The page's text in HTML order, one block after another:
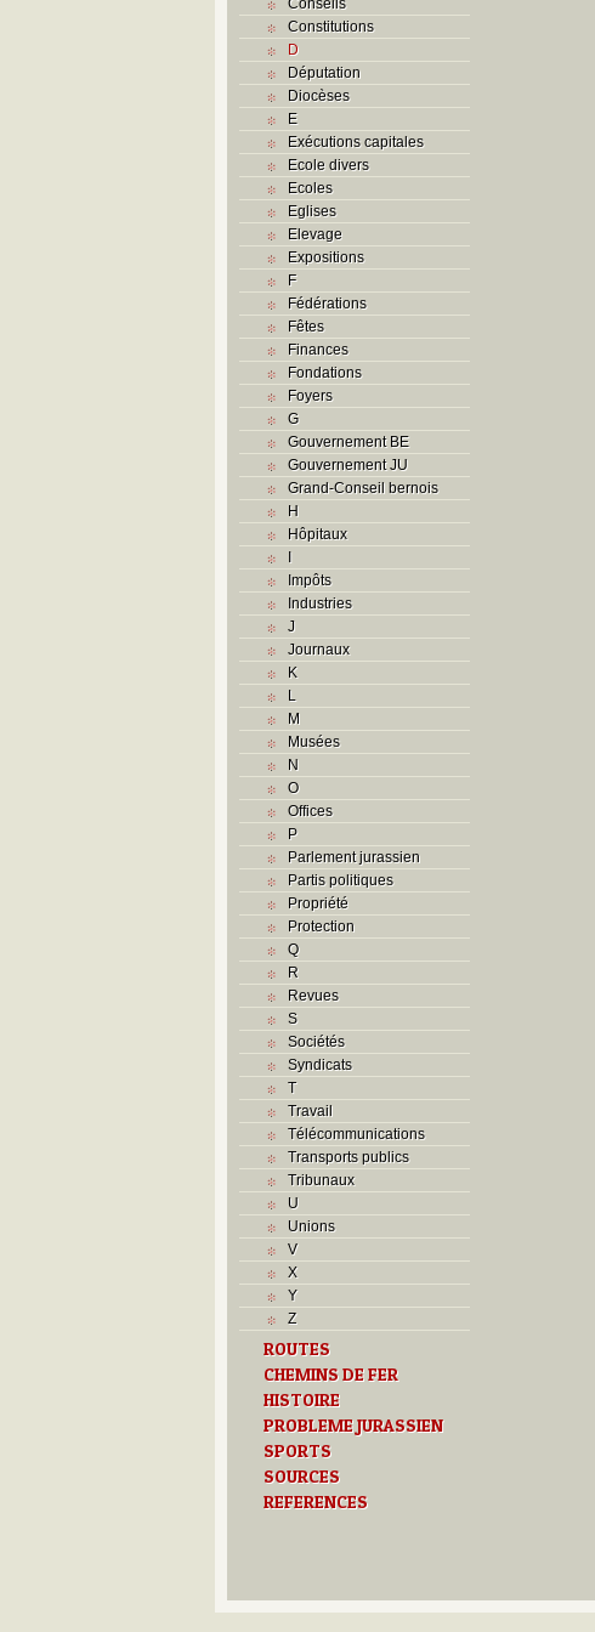
Constitutions
D
Députation
Diocèses
E
Exécutions capitales
Ecole divers
Ecoles
Eglises
Elevage
Expositions
F
Fédérations
Fêtes
Finances
Fondations
Foyers
G
Gouvernement BE
Gouvernement JU
Grand-Conseil bernois
H
Hôpitaux
I
Impôts
Industries
J
Journaux
K
L
M
Musées
N
O
Offices
P
Parlement jurassien
Partis politiques
Propriété
Protection
Q
R
Revues
S
Sociétés
Syndicats
T
Travail
Télécommunications
Transports publics
Tribunaux
U
Unions
V
X
Y
Z
ROUTES
CHEMINS DE FER
HISTOIRE
PROBLEME JURASSIEN
SPORTS
SOURCES
REFERENCES